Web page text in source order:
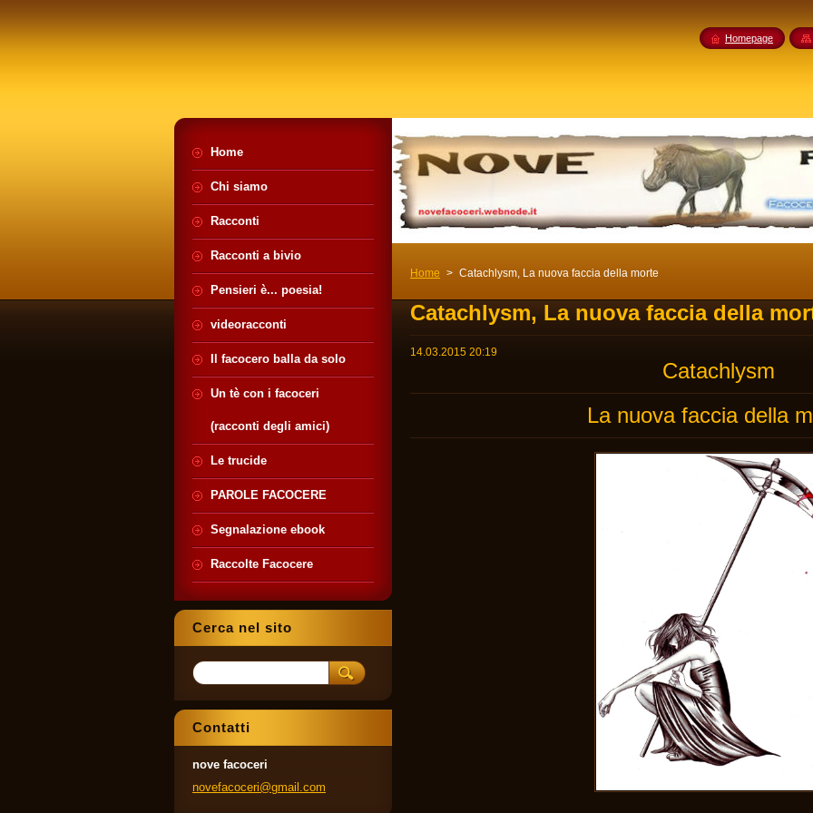
Home > Catachlysm, La nuova faccia della morte
Catachlysm, La nuova faccia della
14.03.2015 20:19
Catachlysm
La nuova faccia della
Home
Chi siamo
Racconti
Racconti a bivio
Pensieri è... poesia!
videoracconti
Il facocero balla da solo
Un tè con i facoceri
(racconti degli amici)
Le trucide
PAROLE FACOCERE
Segnalazione ebook
Raccolte Facocere
Cerca nel sito
Contatti
nove facoceri
novefacoceri@gmail.com
Homepage